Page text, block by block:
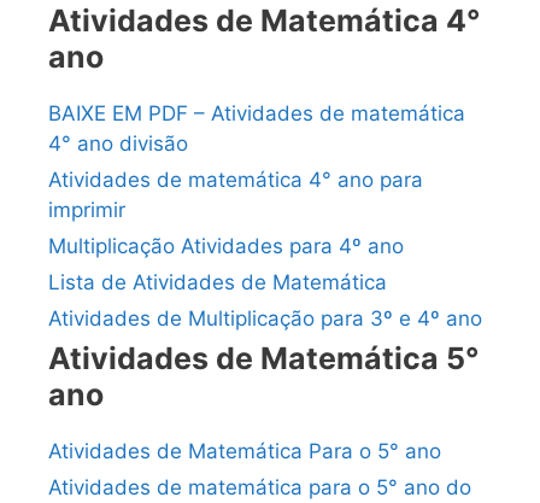
Atividades de Matemática 4°
ano
BAIXE EM PDF – Atividades de matemática
4° ano divisão
Atividades de matemática 4° ano para
imprimir
Multiplicação Atividades para 4º ano
Lista de Atividades de Matemática
Atividades de Multiplicação para 3º e 4º ano
Atividades de Matemática 5°
ano
Atividades de Matemática Para o 5° ano
Atividades de matemática para o 5° ano do